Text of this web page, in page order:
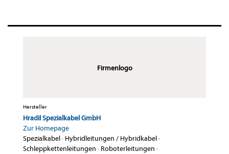
Firmenlogo
Hersteller
Hradil Spezialkabel GmbH
Zur Homepage
Spezialkabel· Hybridleitungen / Hybridkabel·
Schleppkettenleitungen · Roboterleitungen ·